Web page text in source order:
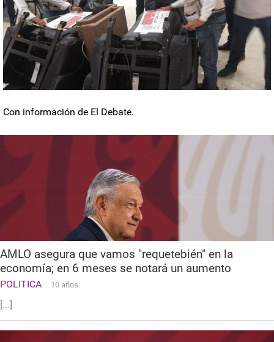
Con información de El Debate.
AMLO asegura que vamos "requetebién" en la
economía; en 6 meses se notará un aumento
POLITICA 10 años
[...]